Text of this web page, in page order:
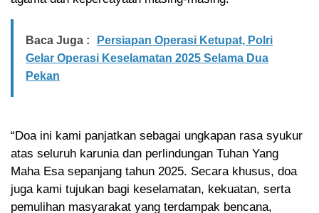
Baca Juga :
Persiapan Operasi Ketupat, Polri
Gelar Operasi Keselamatan 2025 Selama Dua
Pekan
“Doa ini kami panjatkan sebagai ungkapan rasa syukur
atas seluruh karunia dan perlindungan Tuhan Yang
Maha Esa sepanjang tahun 2025. Secara khusus, doa
juga kami tujukan bagi keselamatan, kekuatan, serta
pemulihan masyarakat yang terdampak bencana,